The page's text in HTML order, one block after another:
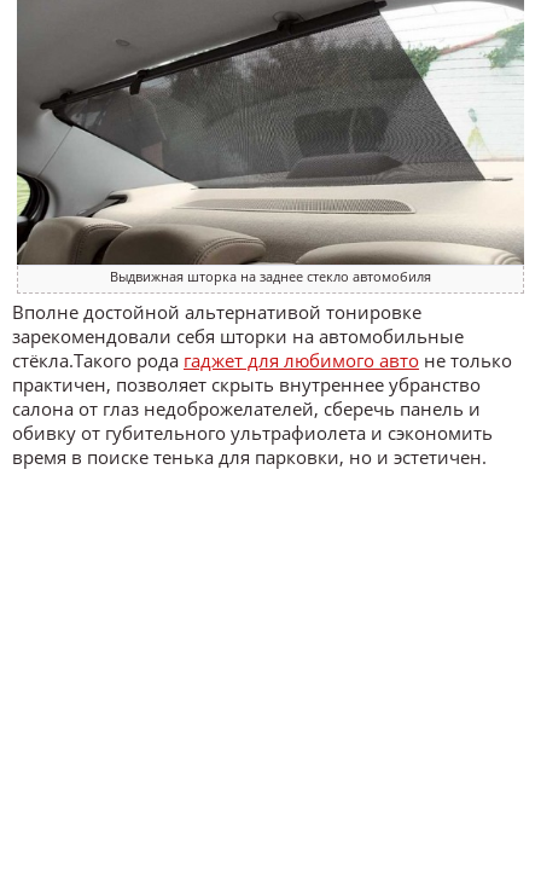
Выдвижная шторка на заднее стекло автомобиля
Вполне достойной альтернативой тонировке
зарекомендовали себя шторки на автомобильные
стёкла.Такого рода гаджет для любимого авто не только
практичен, позволяет скрыть внутреннее убранство
салона от глаз недоброжелателей, сберечь панель и
обивку от губительного ультрафиолета и сэкономить
время в поиске тенька для парковки, но и эстетичен.